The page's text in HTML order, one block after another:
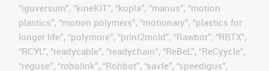
“iguversum”, “kineKIT”, “kopla”, “manus”, “motion
plastics”, “motion polymers”, “motionary”, “plastics for
longer life”, “polymore”, “print2mold”, “Rawbot”, “RBTX”,
“RCYL”, “readycable”, “readychain”, “ReBeL”, “ReCyycle”,
“reguse”, “robolink”, “Rohbot”, “savfe”, “speedigus”,